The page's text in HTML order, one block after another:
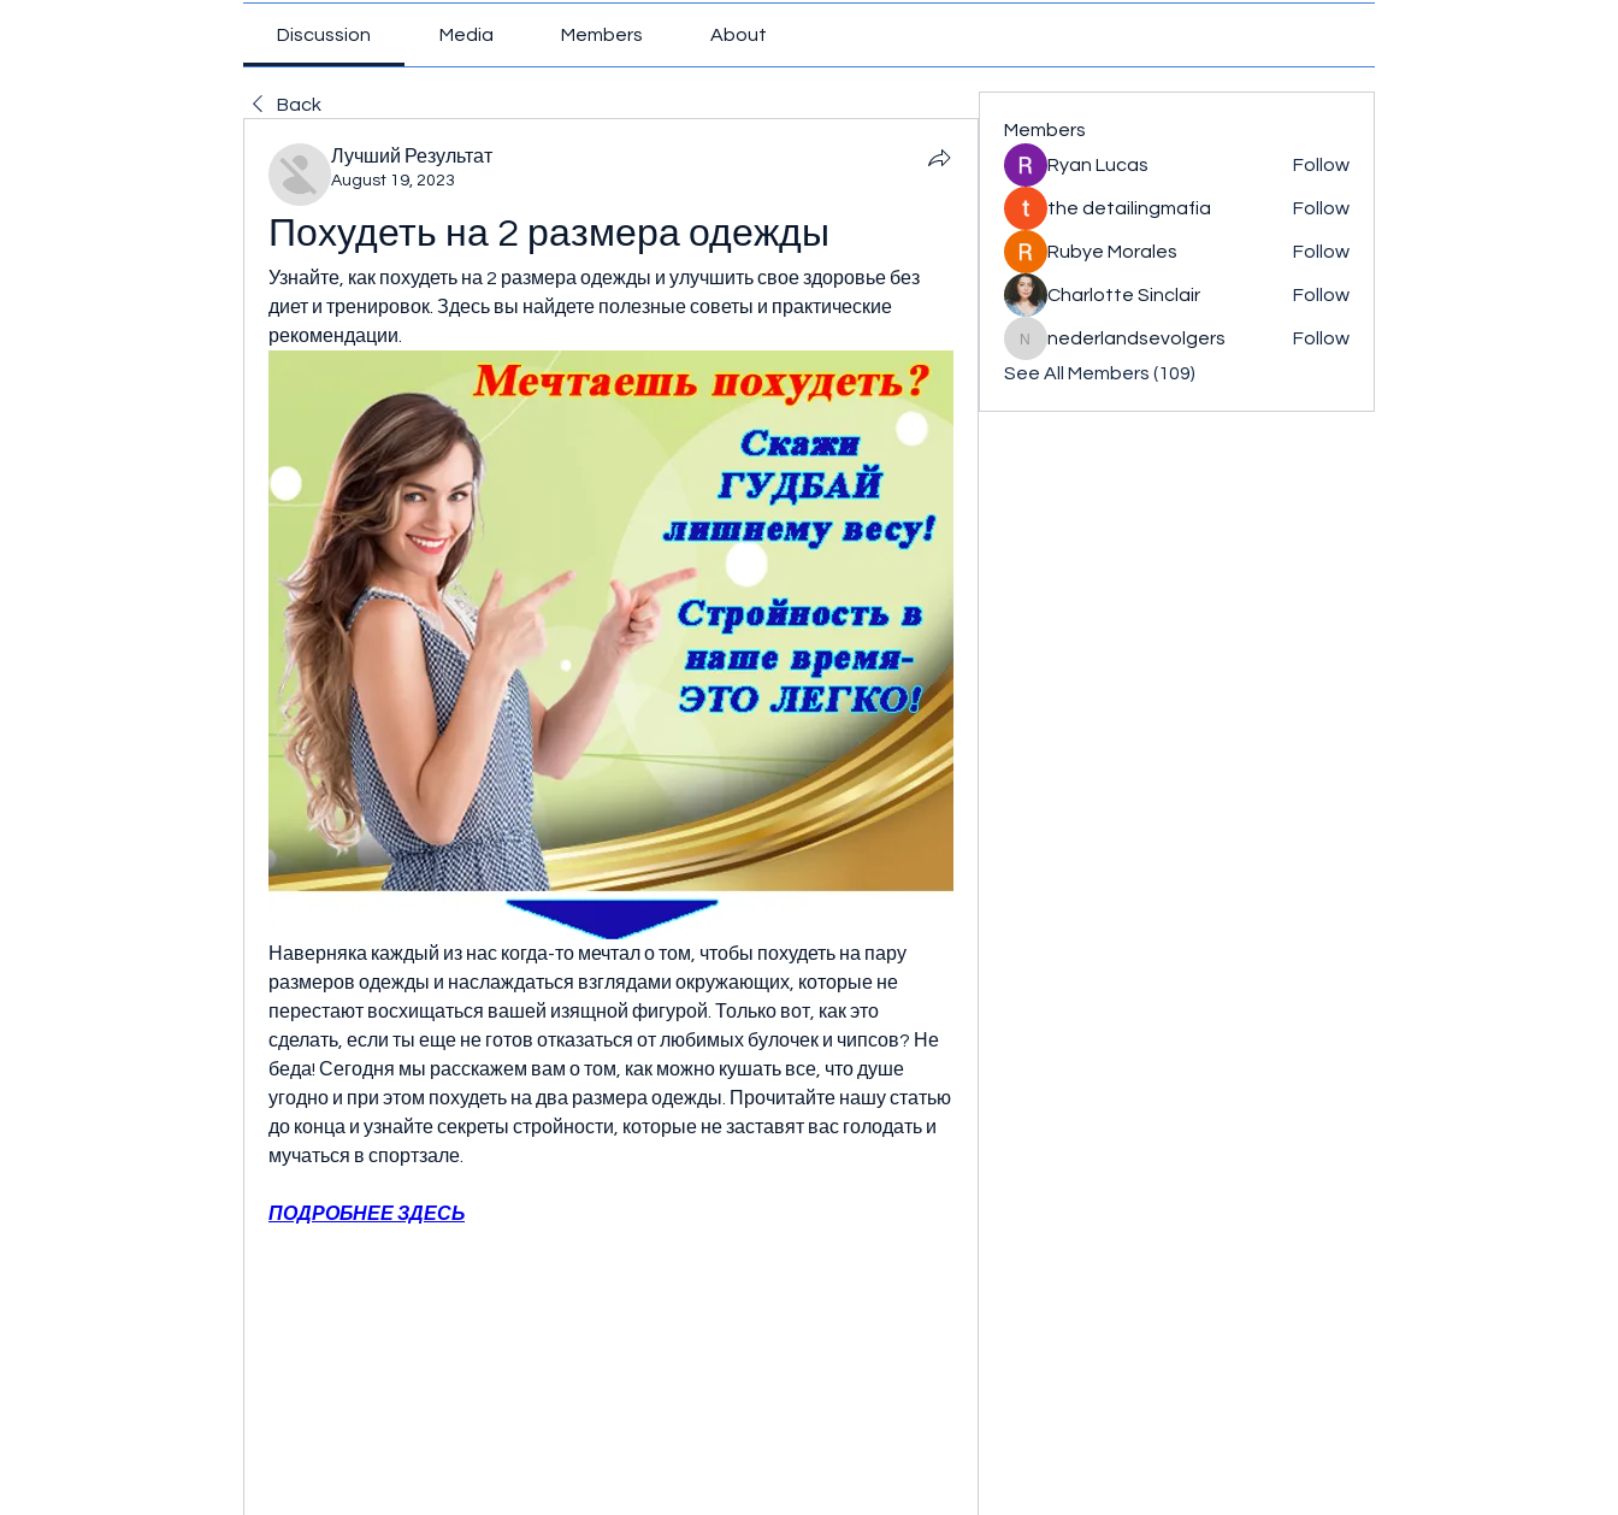
Discussion Media Members About
Back
Лучший Результат
August 19, 2023
Похудеть на 2 размера одежды
Узнайте, как похудеть на 2 размера одежды и улучшить свое здоровье без
диет и тренировок. Здесь вы найдете полезные советы и практические
рекомендации.
Наверняка каждый из нас когда-то мечтал о том, чтобы похудеть на пару
размеров одежды и наслаждаться взглядами окружающих, которые не
перестают восхищаться вашей изящной фигурой. Только вот, как это
сделать, если ты еще не готов отказаться от любимых булочек и чипсов? Не
беда! Сегодня мы расскажем вам о том, как можно кушать все, что душе
угодно и при этом похудеть на два размера одежды. Прочитайте нашу статью
до конца и узнайте секреты стройности, которые не заставят вас голодать и
мучаться в спортзале.
ПОДРОБНЕЕ ЗДЕСЬ
Members
Ryan Lucas
Follow
the detailingmafia Follow
Rubye Morales Follow
Charlotte Sinclair Follow
nederlandsevolgers
nederlandsevolgers
Follow
See All Members (109)